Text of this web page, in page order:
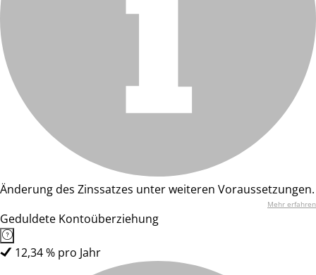
Änderung des Zinssatzes unter weiteren Voraussetzungen.
Mehr erfahren
Geduldete Kontoüberziehung
12,34 % pro Jahr